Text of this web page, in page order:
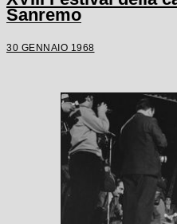
Sanremo
30 GENNAIO 1968